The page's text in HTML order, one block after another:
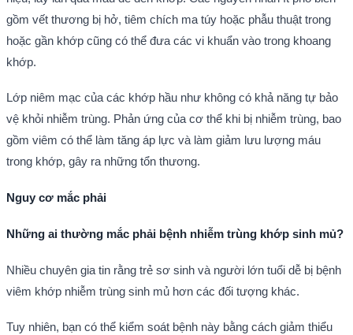
gồm vết thương bị hở, tiêm chích ma túy hoặc phẫu thuật trong
hoặc gần khớp cũng có thể đưa các vi khuẩn vào trong khoang
khớp.
Lớp niêm mạc của các khớp hầu như không có khả năng tự bảo
vệ khỏi nhiễm trùng. Phản ứng của cơ thể khi bị nhiễm trùng, bao
gồm viêm có thể làm tăng áp lực và làm giảm lưu lượng máu
trong khớp, gây ra những tổn thương.
Nguy cơ mắc phải
Những ai thường mắc phải bệnh nhiễm trùng khớp sinh mủ?
Nhiều chuyên gia tin rằng trẻ sơ sinh và người lớn tuổi dễ bị bệnh
viêm khớp nhiễm trùng sinh mủ hơn các đối tượng khác.
Tuy nhiên, bạn có thể kiểm soát bệnh này bằng cách giảm thiểu